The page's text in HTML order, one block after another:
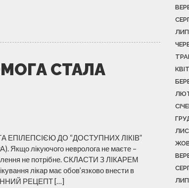
СТАЛА
ЕПІЛЕПСІЄЮ ДО “ДОСТУПНИХ ЛІКІВ”
лікуючого невролога не маєте –
не потрібне. СКЛАСТИ З ЛІКАРЕМ
лікар має обов’язково внести в
РЕЦЕПТ […]